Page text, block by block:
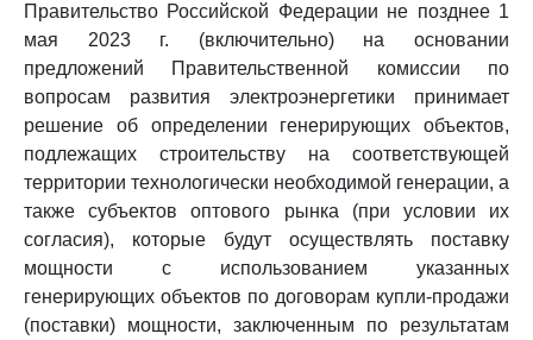
Правительство Российской Федерации не позднее 1
мая 2023 г. (включительно) на основании
предложений Правительственной комиссии по
вопросам развития электроэнергетики принимает
решение об определении генерирующих объектов,
подлежащих строительству на соответствующей
территории технологически необходимой генерации, а
также субъектов оптового рынка (при условии их
согласия), которые будут осуществлять поставку
мощности с использованием указанных
генерирующих объектов по договорам купли-продажи
(поставки) мощности, заключенным по результатам